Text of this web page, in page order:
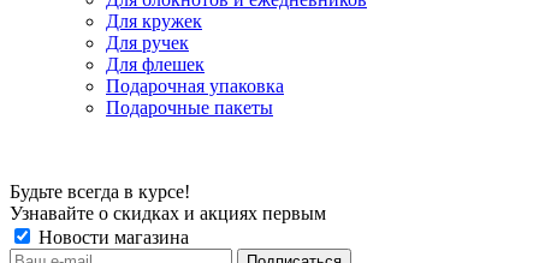
Для кружек
Для ручек
Для флешек
Подарочная упаковка
Подарочные пакеты
Будьте всегда в курсе!
Узнавайте о скидках и акциях первым
Новости магазина